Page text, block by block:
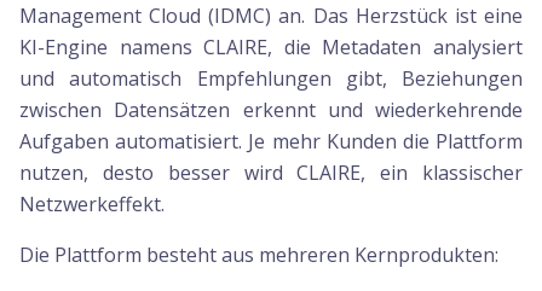
Management Cloud (IDMC) an. Das Herzstück ist eine
KI-Engine namens CLAIRE, die Metadaten analysiert
und automatisch Empfehlungen gibt, Beziehungen
zwischen Datensätzen erkennt und wiederkehrende
Aufgaben automatisiert. Je mehr Kunden die Plattform
nutzen, desto besser wird CLAIRE, ein klassischer
Netzwerkeffekt.
Die Plattform besteht aus mehreren Kernprodukten: